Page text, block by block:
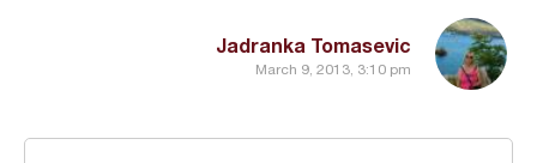
Jadranka Tomasevic
March 9, 2013, 3:10 pm